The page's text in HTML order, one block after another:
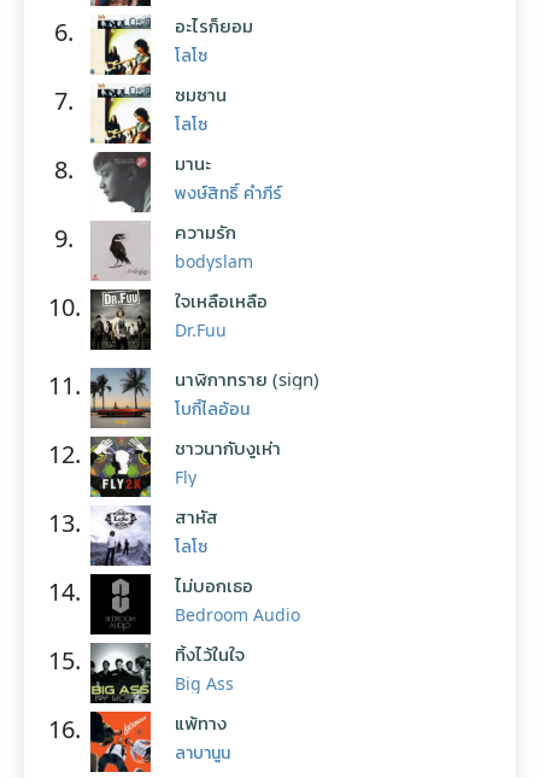
6. อะไรก็ยอม
โลโซ
7. ซมซาน
โลโซ
8. มานะ
พงษ์สิทธิ์ คำภีร์
9. ความรัก
bodyslam
10. ใจเหลือเหลือ
Dr.Fuu
11. นาฬิกาทราย (sign)
โบกี้ไลอ้อน
12. ชาวนากับงูเห่า
Fly
13. สาหัส
โลโซ
14. ไม่บอกเธอ
Bedroom Audio
15. ทิ้งไว้ในใจ
Big Ass
16. แพ้ทาง
ลาบานูน